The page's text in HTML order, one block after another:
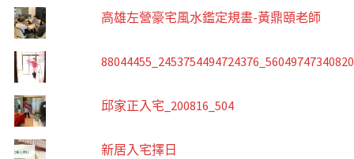
高雄左營豪宅風水鑑定規畫-黃鼎頤老師
邱家正入宅_200816_504
新居入宅擇日